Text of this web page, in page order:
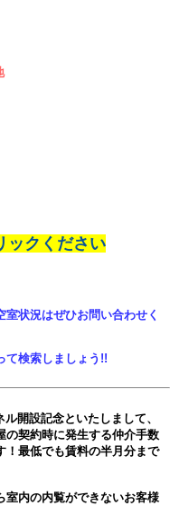
ックください
状況はぜひお問い合わせく
て検索しましょう!!
開設記念といたしまして、
の契約時に発生する仲介手数
！最低でも賃料の半月分まで
室内の内覧ができないお客様